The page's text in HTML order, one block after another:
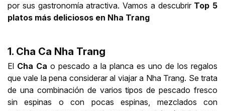
por sus gastronomía atractiva. Vamos a descubrir Top 5
platos más deliciosos en Nha Trang
1. Cha Ca Nha Trang
El Cha Ca o pescado a la planca es uno de los regalos
que vale la pena considerar al viajar a Nha Trang. Se trata
de una combinación de varios tipos de pescado fresco
sin espinas o con pocas espinas, mezclados con